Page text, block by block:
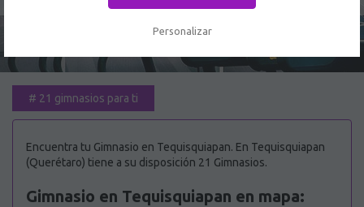
Personalizar
# 21 gimnasios para ti
Encuentra tu Gimnasio en Tequisquiapan. En Tequisquiapan
(Querétaro) tiene a su disposición 21 Gimnasios.
Gimnasio en Tequisquiapan en mapa: